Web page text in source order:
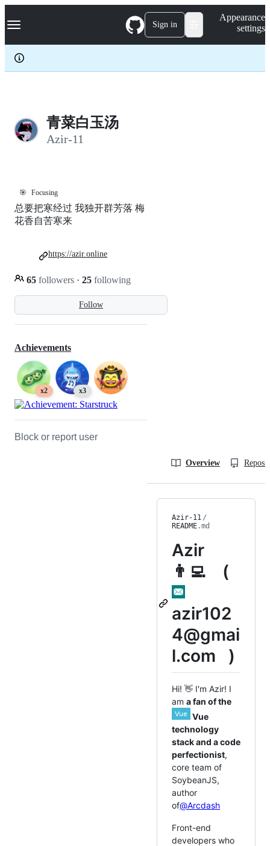
k
p
c
Navigation Menu Sign in
Appearance
settings
青菜白玉汤
Azir-11
🎯 Focusing
Follow
总要把寒经过 我独开群芳落 梅
花香自苦寒来
65 followers · 25 following
https://azir.online
Achievements
x2 x3
Block or report user
Overview
Azir-11 /
README.md
Azir
👨‍💻 (
azir102
4@gmai
l.com )
Hi! 👋 I'm Azir! I
am a fan of the
Vue
technology
stack and a code
perfectionist,
core team of
SoybeanJS,
author
of@Arcdash
Front-end
developers who